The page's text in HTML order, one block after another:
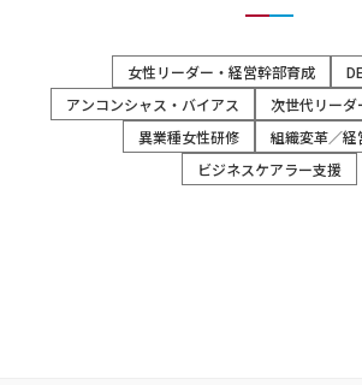
女性リーダー・経営幹部育成
アンコンシャス・バイアス
次世代リー
異業種女性研修
組織変革／経
ビジネスケアラー支援